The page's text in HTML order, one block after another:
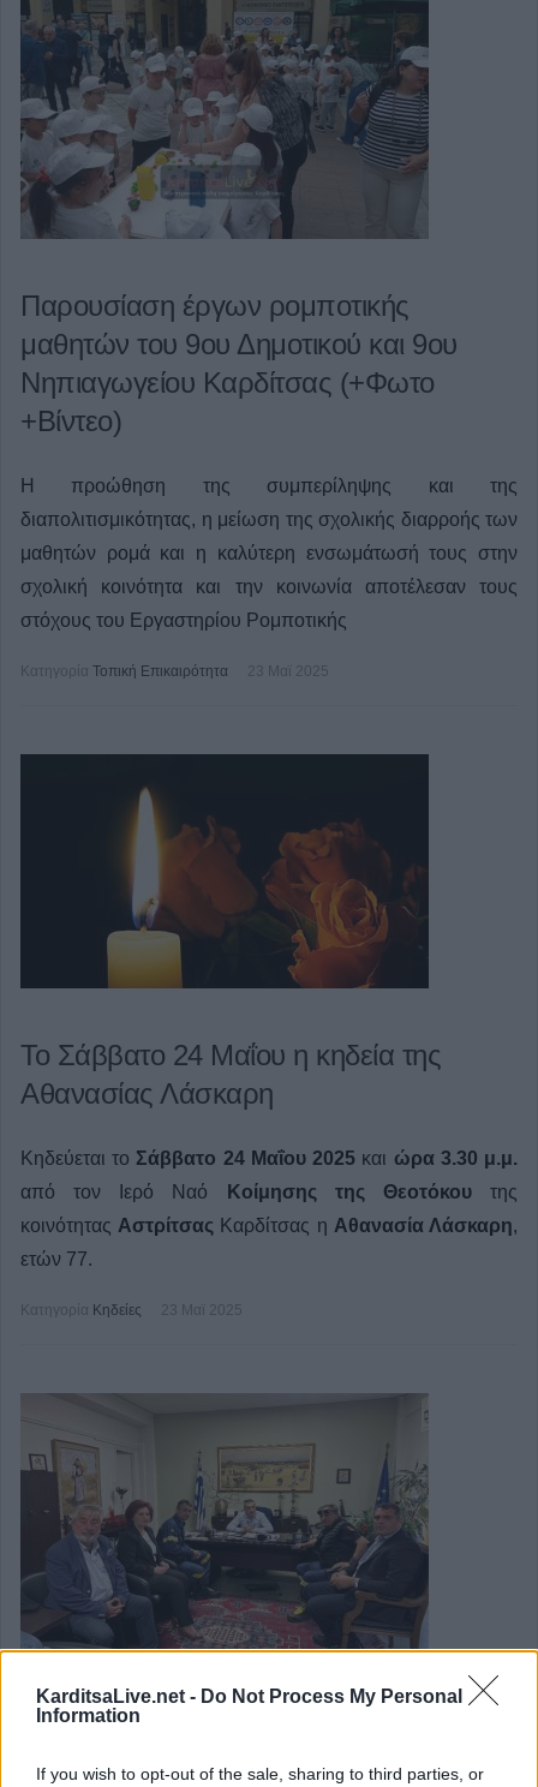
KarditsaLive.net - Do Not Process My Personal
Information
If you wish to opt-out of the sale, sharing to third parties, or
Παρουσίαση έργων ρομποτικής
μαθητών του 9ου Δημοτικού και 9ου
Νηπιαγωγείου Καρδίτσας (+Φωτο
+Βίντεο)
Η προώθηση της συμπερίληψης και της
διαπολιτισμικότητας, η μείωση της σχολικής διαρροής των
μαθητών ρομά και η καλύτερη ενσωμάτωσή τους στην
σχολική κοινότητα και την κοινωνία αποτέλεσαν τους
στόχους του Εργαστηρίου Ρομποτικής
Κατηγορία Τοπική Επικαιρότητα 23 Μαϊ 2025
Το Σάββατο 24 Μαΐου η κηδεία της
Αθανασίας Λάσκαρη
Κηδεύεται το Σάββατο 24 Μαΐου 2025 και ώρα 3.30 μ.μ.
από τον Ιερό Ναό Κοίμησης της Θεοτόκουτης
κοινότητας Αστρίτσας Καρδίτσας η Αθανασία Λάσκαρη,
ετών 77.
Κατηγορία Κηδείες 23 Μαϊ 2025
Συνάντηση της Ένωσης Υπαλλήλων
Π.Σ. Δυτ. Θεσσαλίας με τον